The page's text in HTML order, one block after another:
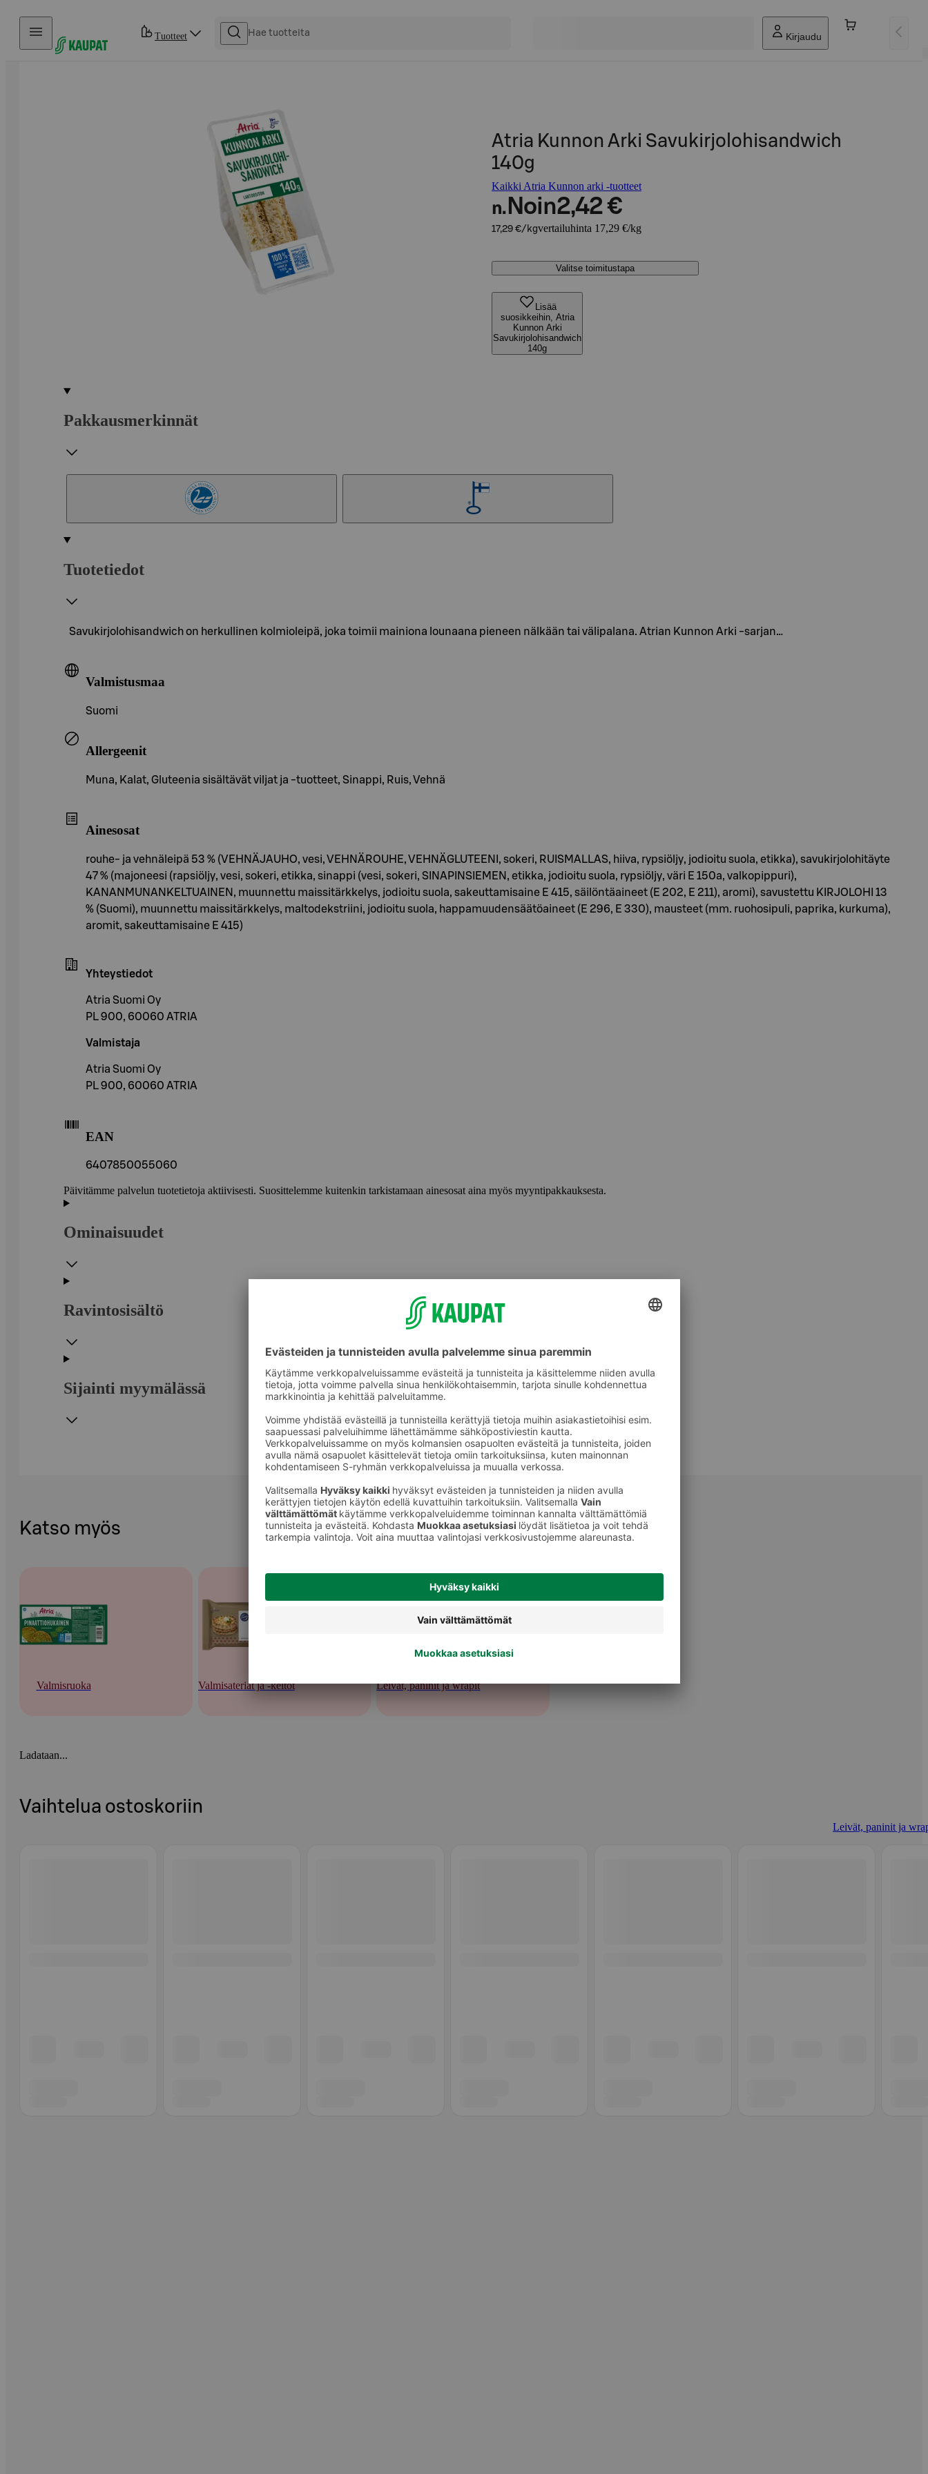
Hyppää sisältöön
Tuotteet Kirjaudu
Atria Kunnon Arki Savukirjolohisandwich
140g
Kaikki Atria Kunnon arki -tuotteet
n. Noin2,42 €
17,29 €/kgvertailuhinta 17,29 €/kg
Valitse toimitustapa
Lisää
suosikkeihin, Atria
Kunnon Arki
Savukirjolohisandwich
140g
Pakkausmerkinnät
Tuotetiedot
Savukirjolohisandwich on herkullinen kolmioleipä, joka toimii mainiona lounaana pieneen nälkään tai välipalana. Atrian Kunnon Arki -sarjan…
Valmistusmaa
Suomi
Allergeenit
Muna, Kalat, Gluteenia sisältävät viljat ja -tuotteet, Sinappi, Ruis, Vehnä
Ainesosat
rouhe- ja vehnäleipä 53 % (VEHNÄJAUHO, vesi, VEHNÄROUHE, VEHNÄGLUTEENI, sokeri, RUISMALLAS, hiiva, rypsiöljy, jodioitu suola, etikka), savukirjolohitäyte
47 % (majoneesi (rapsiöljy, vesi, sokeri, etikka, sinappi (vesi, sokeri, SINAPINSIEMEN, etikka, jodioitu suola, rypsiöljy, väri E 150a, valkopippuri),
KANANMUNANKELTUAINEN, muunnettu maissitärkkelys, jodioitu suola, sakeuttamisaine E 415, säilöntäaineet (E 202, E 211), aromi), savustettu KIRJOLOHI 13
% (Suomi), muunnettu maissitärkkelys, maltodekstriini, jodioitu suola, happamuudensäätöaineet (E 296, E 330), mausteet (mm. ruohosipuli, paprika, kurkuma),
aromit, sakeuttamisaine E 415)
Yhteystiedot
Atria Suomi Oy
PL 900, 60060 ATRIA
Valmistaja
Atria Suomi Oy
PL 900, 60060 ATRIA
EAN
6407850055060
Päivitämme palvelun tuotetietoja aktiivisesti. Suosittelemme kuitenkin tarkistamaan ainesosat aina myös myyntipakkauksesta.
Ominaisuudet
Ravintosisältö
Sijainti myymälässä
Katso myös
Valmisruoka Valmisateriat ja -keitot Leivät, paninit ja wrapit
Ladataan...
Vaihtelua ostoskoriin
Leivät, paninit ja